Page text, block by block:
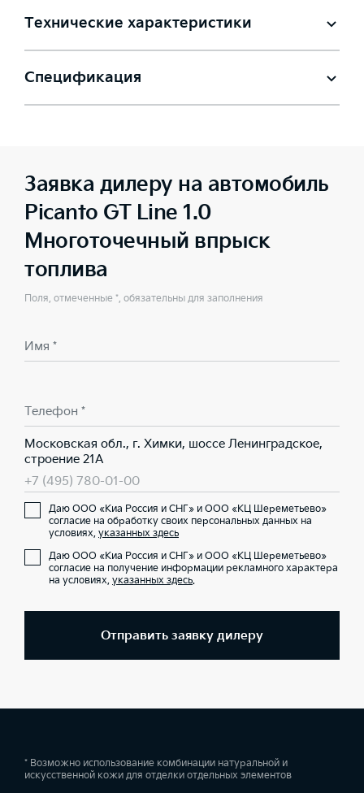
Технические характеристики
Спецификация
Заявка дилеру на автомобиль
Picanto GT Line 1.0
Многоточечный впрыск
топлива
Поля, отмеченные *, обязательны для заполнения
Имя *
Телефон *
Московская обл., г. Химки, шоссе Ленинградское,
строение 21А
+7 (495) 780-01-00
Даю ООО «Киа Россия и СНГ» и ООО «КЦ Шереметьево»
согласие на обработку своих персональных данных на
условиях, указанных здесь
Даю ООО «Киа Россия и СНГ» и ООО «КЦ Шереметьево»
согласие на получение информации рекламного характера
на условиях, указанных здесь.
Отправить заявку дилеру
* Возможно использование комбинации натуральной и
искусственной кожи для отделки отдельных элементов